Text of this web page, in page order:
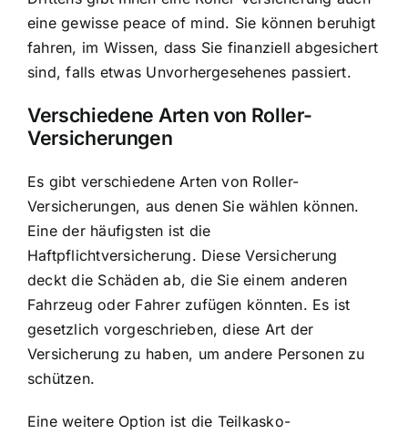
eine gewisse peace of mind. Sie können beruhigt
fahren, im Wissen, dass Sie finanziell abgesichert
sind, falls etwas Unvorhergesehenes passiert.
Verschiedene Arten von Roller-
Versicherungen
Es gibt verschiedene Arten von Roller-
Versicherungen, aus denen Sie wählen können.
Eine der häufigsten ist die
Haftpflichtversicherung. Diese Versicherung
deckt die Schäden ab, die Sie einem anderen
Fahrzeug oder Fahrer zufügen könnten. Es ist
gesetzlich vorgeschrieben, diese Art der
Versicherung zu haben, um andere Personen zu
schützen.
Eine weitere Option ist die Teilkasko-